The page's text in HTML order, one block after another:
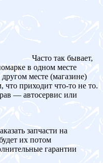
Часто так бывает,
в одном месте
другом месте (магазине)
что приходит что-то не то.
— автосервис или
запчасти на
их потом
гарантии